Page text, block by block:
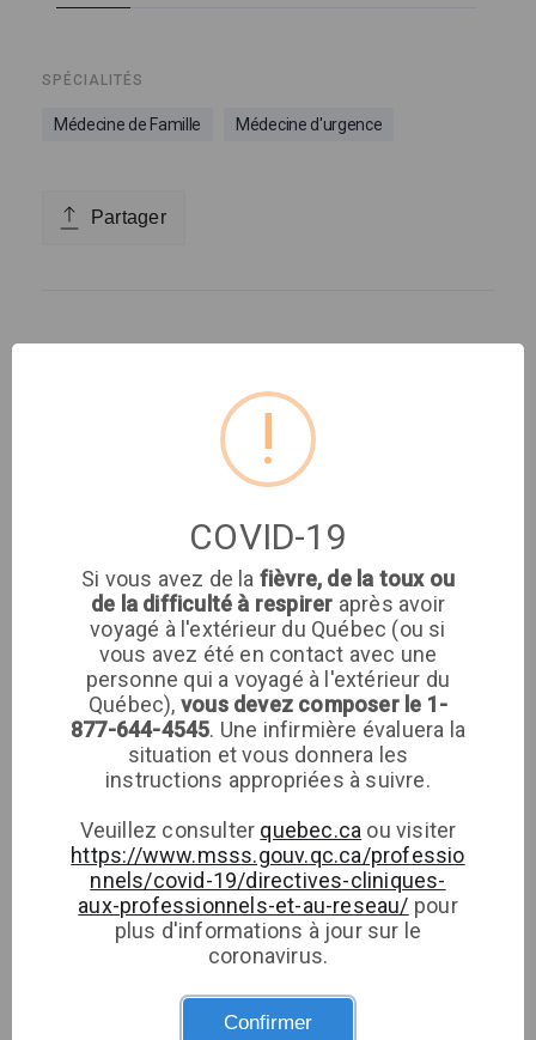
SPÉCIALITÉS
Médecine de Famille Médecine d'urgence
Partager
Clinique médicale
8651 rue de Grosbois
!
COVID-19
Si vous avez de la fièvre, de la toux ou
de la difficulté à respirer après avoir
voyagé à l'extérieur du Québec (ou si
vous avez été en contact avec une
personne qui a voyagé à l'extérieur du
Québec), vous devez composer le 1-
877-644-4545. Une infirmière évaluera la
situation et vous donnera les
instructions appropriées à suivre.
Veuillez consulter quebec.ca ou visiter
https://www.msss.gouv.qc.ca/professio
nnels/covid-19/directives-cliniques-
aux-professionnels-et-au-reseau/ pour
plus d'informations à jour sur le
coronavirus.
Confirmer